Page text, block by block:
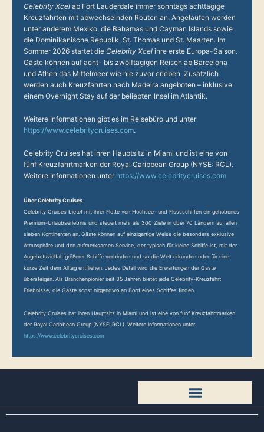
Celebrity Xcel ab Fort Lauderdale immer sonntags achttägige
Kreuzfahrten mit abwechselnden Routen an. Angelaufen werden
unter anderem Mexiko, die Bahamas und Cayman Islands sowie
die Dominikanische Republik, St. Thomas und St. Maarten. Im
Sommer 2026 startet die Celebrity Xcel ihre erste Europa-Saison.
Gäste können auf acht- bis zwölftägigen Reisen ab Barcelona
und Athen das Mittelmeer wie nie zuvor erleben. Zusätzlich
werden auch Kreuzfahrten nach Madeira angeboten – inklusive
einem Overnight Stay auf der beliebten Insel im Atlantik.
Weitere Informationen gibt es im Reisebüro und unter
https://www.celebritycruises.com.
Celebrity Cruises hat ihren Hauptsitz in Miami und ist eine von
fünf Kreuzfahrtmarken der Royal Caribbean Group (NYSE: RCL).
Weitere Informationen unter https://www.celebritycruises.com
Über Celebrity Cruises
Celebrity Cruises bietet mit ihrer Flotte von Hochsee- und Flussschiffen ein gehobenes
Premium-Urlaubserlebnis und steuert mehr als 300 Ziele in über 70 Ländern auf allen
sieben Kontinenten an. Gäste können auf einzigartige Weise die besonders exklusive
Atmosphäre und den aufmerksamen Service, der typisch für kleine Schiffe ist, mit der
Angebotsvielfalt größerer Schiffe verbinden und so die Welt erkunden oder für eine
kurze Zeit dem Alltag entfliehen. Jedes Detail wird die Erwartungen der Gäste
übersteigen. Als Branchenpionier seit 35 Jahren bietet jede Celebrity-Kreuzfahrt
Erlebnisse, die Gäste sonst nirgendwo an Bord eines Schiffes finden.
Celebrity Cruises hat ihren Hauptsitz in Miami und ist eine von fünf Kreuzfahrtmarken
der Royal Caribbean Group (NYSE: RCL). Weitere Informationen unter
https://www.celebritycruises.com